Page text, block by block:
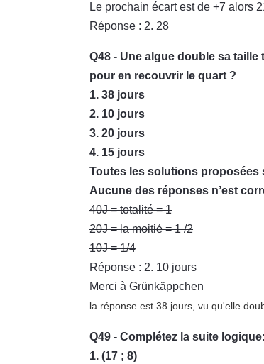
Le prochain écart est de +7 alors
Réponse : 2. 28
Q48 - Une algue double sa
pour en recouvrir le quart ?
1. 38 jours
2. 10 jours
3. 20 jours
4. 15 jours
Toutes les solutions proposées
Aucune des réponses n’est
40J = totalité = 1
20J = la moitié = 1 /2
10J = 1/4
Réponse : 2. 10 jours
Merci à Grünkäppchen
la réponse est 38 jours, vu qu'elle
Q49 - Complétez la suite
1. (17 ; 8)